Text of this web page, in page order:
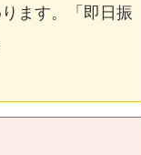
ます。「即日振